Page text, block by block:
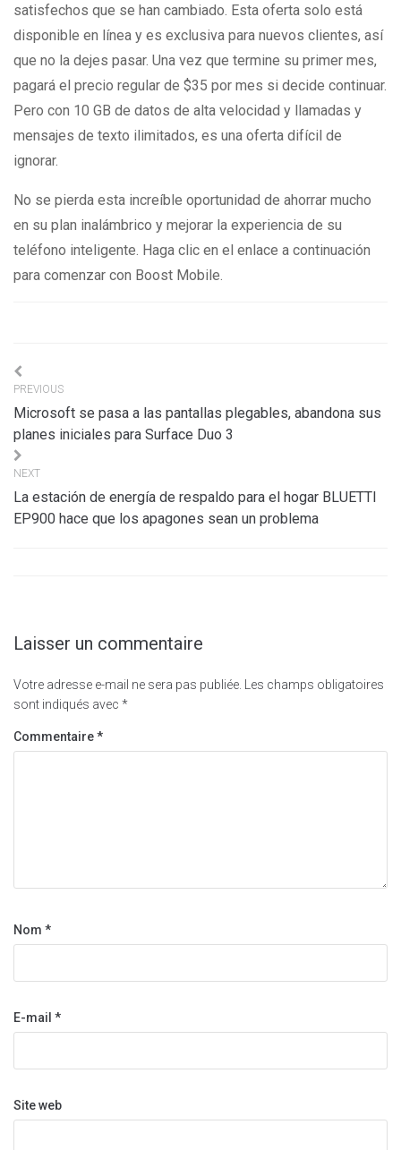
satisfechos que se han cambiado. Esta oferta solo está
disponible en línea y es exclusiva para nuevos clientes, así
que no la dejes pasar. Una vez que termine su primer mes,
pagará el precio regular de $35 por mes si decide continuar.
Pero con 10 GB de datos de alta velocidad y llamadas y
mensajes de texto ilimitados, es una oferta difícil de
ignorar.
No se pierda esta increíble oportunidad de ahorrar mucho
en su plan inalámbrico y mejorar la experiencia de su
teléfono inteligente. Haga clic en el enlace a continuación
para comenzar con Boost Mobile.
Navigation
de
l’article
PREVIOUS
Microsoft se pasa a las pantallas plegables, abandona sus
planes iniciales para Surface Duo 3
NEXT
La estación de energía de respaldo para el hogar BLUETTI
EP900 hace que los apagones sean un problema
Laisser un commentaire
Votre adresse e-mail ne sera pas publiée.
Les champs obligatoires
sont indiqués avec *
Commentaire*
Nom *
E-mail *
Site web